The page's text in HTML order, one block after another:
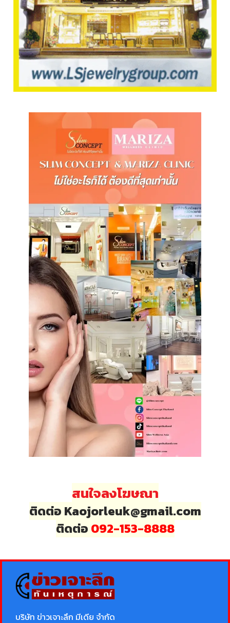
สนใจลงโฆษณา
ติดต่อ Kaojorleuk@gmail.com
ติดต่อ 092-153-8888
บริษัท ข่าวเจาะลึก มีเดีย จำกัด